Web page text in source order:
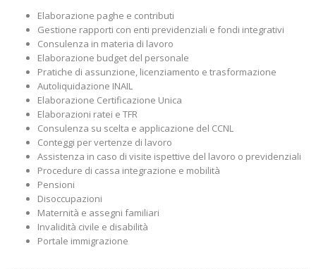
Elaborazione paghe e contributi
Gestione rapporti con enti previdenziali e fondi integrativi
Consulenza in materia di lavoro
Elaborazione budget del personale
Pratiche di assunzione, licenziamento e trasformazione
Autoliquidazione INAIL
Elaborazione Certificazione Unica
Elaborazioni ratei e TFR
Consulenza su scelta e applicazione del CCNL
Conteggi per vertenze di lavoro
Assistenza in caso di visite ispettive del lavoro o previdenziali
Procedure di cassa integrazione e mobilità
Pensioni
Disoccupazioni
Maternità e assegni familiari
Invalidità civile e disabilità
Portale immigrazione